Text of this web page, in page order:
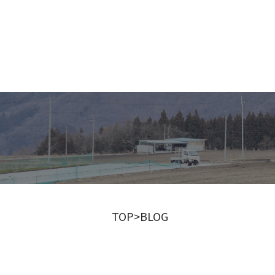
TOP>BLOG